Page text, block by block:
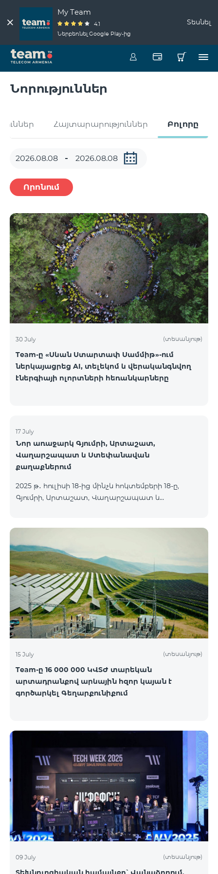
My Team
4.1
Ներբեռնել Google Play-ից
Տեսնել
Նորություններ
Հայտարարություններ Բոլորը
Որոնում
30 July (տեսանյութ)
Team-ը «Սևան Ստարտափ Սամմիթ»-ում
ներկայացրեց AI, տելեկոմ և վերականգնվող
էներգիայի ոլորտների հեռանկարները
17 July
Նոր առաջարկ Գյումրի, Արտաշատ,
Վաղարշապատ և Ստեփանավան
քաղաքներում
2025 թ․ հուլիսի 18-ից մինչև հոկտեմբերի 18-ը,
Գյումրի, Արտաշատ, Վաղարշապատ և
զեղչով առաջին 6 ամիսների համար, 12 ամիս
բաժանորդագրության դեպքում․ Անվանում
Հիմնական արժեք Զեղչված արժեք 1-6 ամիսների
համար ԿՈՍՄՈ 2 6900 Մարզային 6900 3450
ԿՈՍՄՈ 3 7400 Մարզային 7400 3700 ԿՈՍՄՈ 4 9900
Մարզային 9900 4950
15 July (տեսանյութ)
Team-ը 16 000 000 ԿՎՏԺ տարեկան
արտադրանքով արևային հզոր կայան է
գործարկել Գեղարքունիքում
09 July (տեսանյութ)